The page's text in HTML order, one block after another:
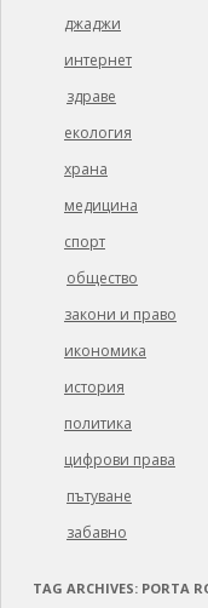
джаджи
интернет
здраве
екология
храна
медицина
спорт
общество
закони и право
икономика
история
политика
цифрови права
пътуване
забавно
TAG ARCHIVES: PORTA